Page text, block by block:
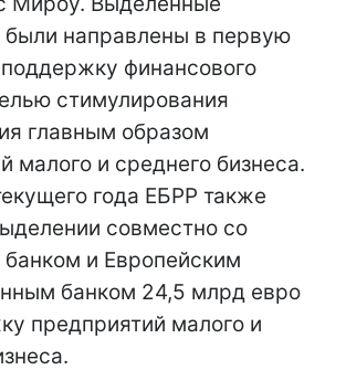
были направлены в первую
финансового
стимулирования
главным образом
малого и среднего бизнеса.
года ЕБРР также
совместно со
и Европейским
банком 24,5 млрд евро
предприятий малого и